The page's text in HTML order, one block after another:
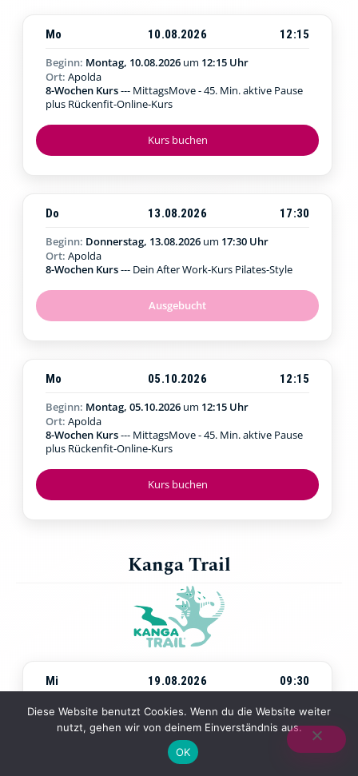
Kurs buchen
Mo 10.08.2026
12:15
Beginn: Montag, 10.08.2026 um 12:15 Uhr
Ort: Apolda
8-Wochen Kurs--- MittagsMove - 45. Min. aktive Pause
plus Rückenfit-Online-Kurs
Ausgebucht
Do 13.08.2026
17:30
Beginn: Donnerstag, 13.08.2026 um 17:30 Uhr
Ort: Apolda
8-Wochen Kurs--- Dein After Work-Kurs Pilates-Style
Kurs buchen
Mo 05.10.2026
12:15
Beginn: Montag, 05.10.2026 um 12:15 Uhr
Ort: Apolda
8-Wochen Kurs--- MittagsMove - 45. Min. aktive Pause
plus Rückenfit-Online-Kurs
Kanga Trail
Mi 19.08.2026
09:30
Beginn:Mittwoch, 19.08.2026um09:30 Uhr
Ort:Jena Paradies
4-Wochen-Kurs
--- Walking & Kraftübungen in der Natur
Diese Website benutzt Cookies. Wenn du die Website weiter
nutzt, gehen wir von deinem Einverständnis aus.
OK